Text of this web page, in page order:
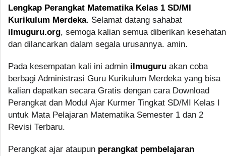
Lengkap Perangkat Matematika Kelas 1 SD/MI
Kurikulum Merdeka. Selamat datang sahabat
ilmuguru.org, semoga kalian semua diberikan kesehatan
dan dilancarkan dalam segala urusannya. amin.
Pada kesempatan kali ini admin ilmuguru akan coba
berbagi Administrasi Guru Kurikulum Merdeka yang bisa
kalian dapatkan secara Gratis dengan cara Download
Perangkat dan Modul Ajar Kurmer Tingkat SD/MI Kelas I
untuk Mata Pelajaran Matematika Semester 1 dan 2
Revisi Terbaru.
Perangkat ajar ataupun perangkat pembelajaran